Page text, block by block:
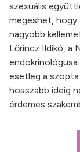
szexuális
megeshet, hogy
nagyobb
Lőrincz Ildikó, a
esetleg a
hosszabb ideig
érdemes